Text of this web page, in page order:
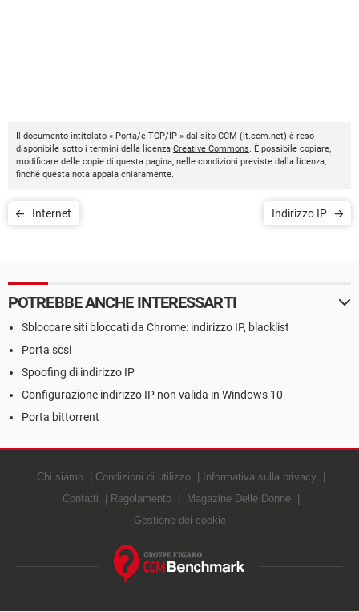
Il documento intitolato « Porta/e TCP/IP » dal sito CCM (it.ccm.net) è reso
disponibile sotto i termini della licenza Creative Commons. È possibile copiare,
modificare delle copie di questa pagina, nelle condizioni previste dalla licenza,
finché questa nota appaia chiaramente.
Internet Indirizzo IP
POTREBBE ANCHE INTERESSARTI
Sbloccare siti bloccati da Chrome: indirizzo IP, blacklist
Porta scsi
Spoofing di indirizzo IP
Configurazione indirizzo IP non valida in Windows 10
Porta bittorrent
Chi siamo Condizioni di utilizzo
Informativa sulla privacy
Contatti
Regolamento
Magazine Delle Donne
Gestione dei cookie